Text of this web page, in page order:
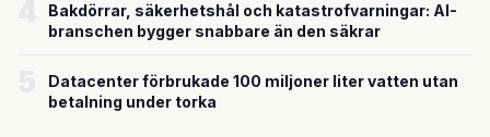
Bakdörrar, säkerhetshål och katastrofvarningar: AI-
branschen bygger snabbare än den säkrar
Datacenter förbrukade 100 miljoner liter vatten utan
betalning under torka